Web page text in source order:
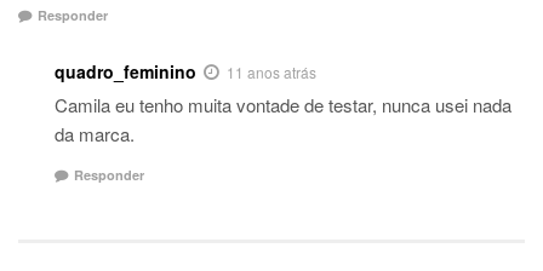
Responder
quadro_feminino 11 anos atrás
Camila eu tenho muita vontade de testar, nunca usei nada
da marca.
Responder